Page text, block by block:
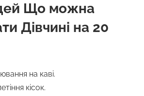
Що можна
Дівчині на 20
на каві.
кісок.